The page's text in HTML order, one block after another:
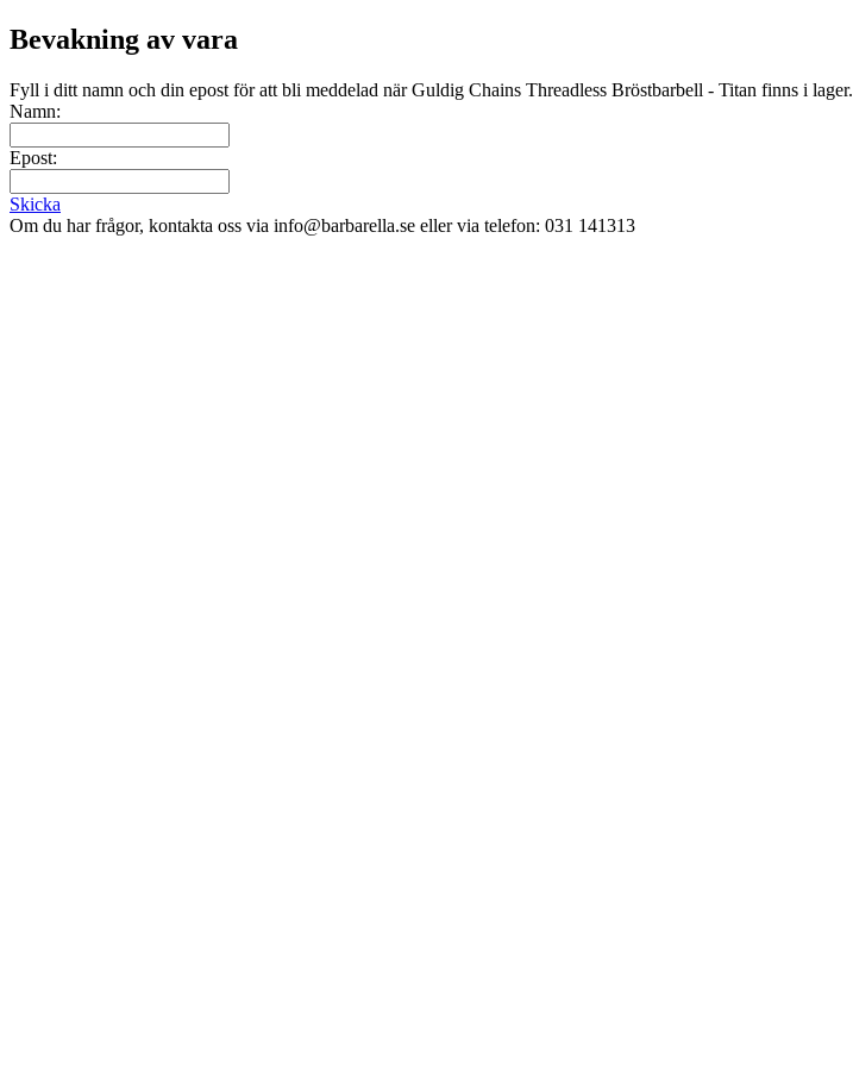
Bevakning av vara
Fyll i ditt namn och din epost för att bli meddelad när Guldig Chains Threadless Bröstbarbell - Titan finns i lager.
Namn:
Epost:
Skicka
Om du har frågor, kontakta oss via info@barbarella.se eller via telefon: 031 141313